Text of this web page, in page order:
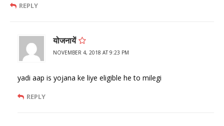
REPLY
योजनायें
NOVEMBER 4, 2018 AT 9:23 PM
yadi aap is yojana ke liye eligible he to milegi
REPLY